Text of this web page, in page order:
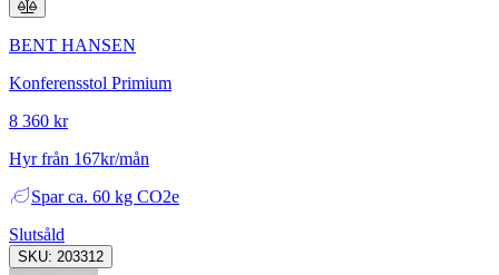
BENT HANSEN
Konferensstol Primium
8 360 kr
Hyr från 167kr/mån
Spar ca. 60 kg CO2e
Slutsåld
SKU: 203312